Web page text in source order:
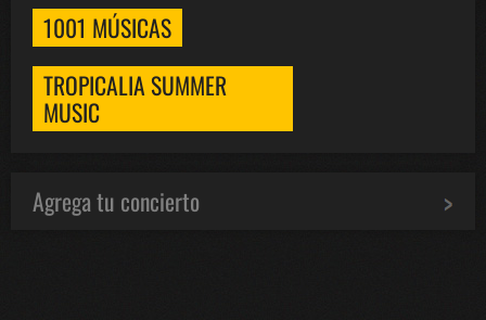
1001 MÚSICAS
TROPICALIA SUMMER
MUSIC
Agrega tu concierto